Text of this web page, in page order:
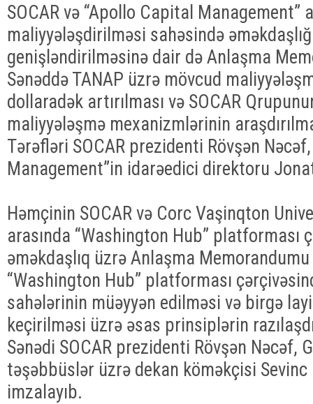
SOCAR və “Apollo Capital Management”
maliyyələşdirilməsi sahəsində
genişləndirilməsinə dair də Anlaşma
Sənəddə TANAP üzrə mövcud
dollaradək artırılması və SOCAR
maliyyələşmə mexanizmlərinin
Tərəfləri SOCAR prezidenti Rövşən
Management”in idarəedici direktoru
Həmçinin SOCAR və Corc Vaşinqton
arasında “Washington Hub” platforması
əməkdaşlıq üzrə Anlaşma
“Washington Hub” platforması
sahələrinin müəyyən edilməsi və birgə
keçirilməsi üzrə əsas prinsiplərin
Sənədi SOCAR prezidenti Rövşən Nəcəf,
təşəbbüslər üzrə dekan köməkçisi Sevinc
imzalayıb.